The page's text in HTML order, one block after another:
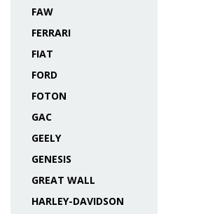
FAW
FERRARI
FIAT
FORD
FOTON
GAC
GEELY
GENESIS
GREAT WALL
HARLEY-DAVIDSON